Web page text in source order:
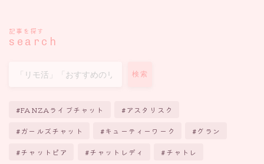
記事を探す
search
検索
FANZAライブチャット アスタリスク
ガールズチャット キューティーワーク グラン
チャットピア チャットレディ チャトレ